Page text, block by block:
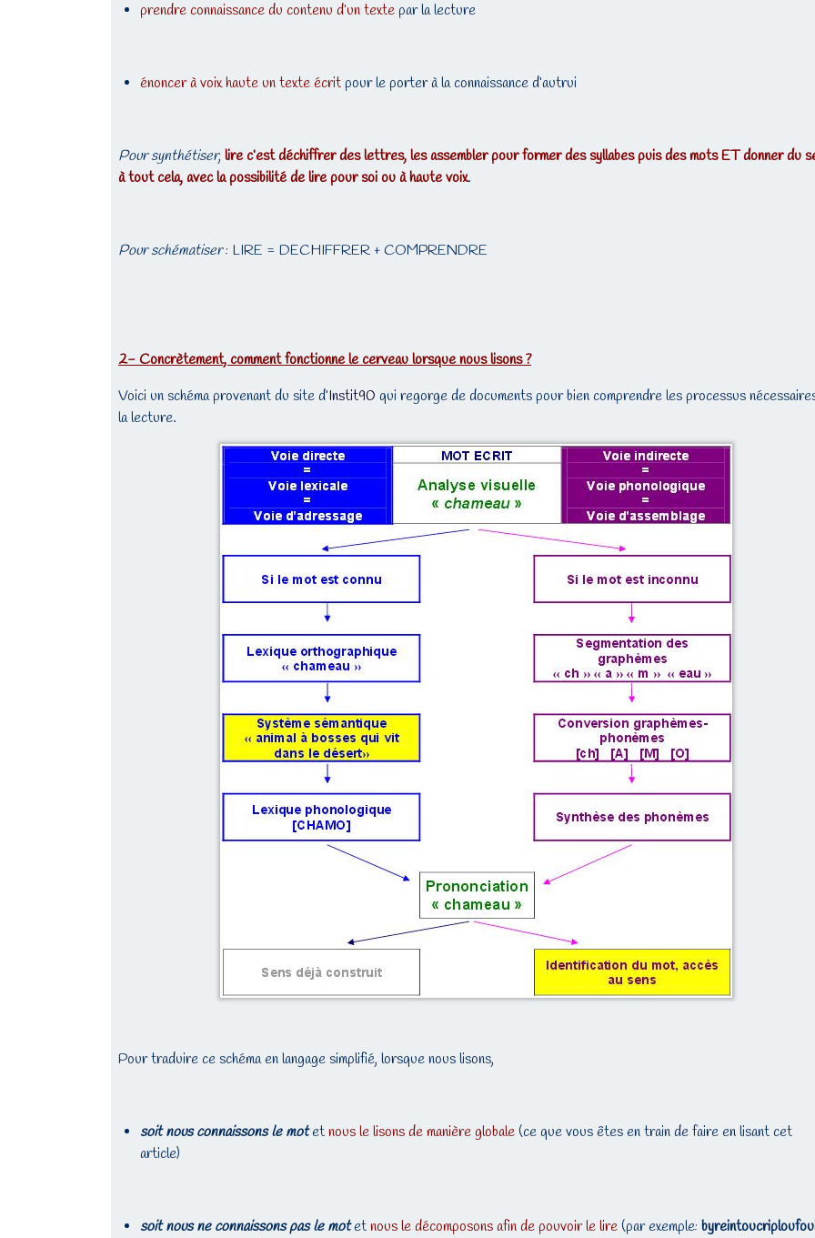
prendre connaissance du contenu d’un textepar la lecture
énoncer à voix haute un texte écritpour le porter à la connaissance d’autrui
Pour synthétiser,lire c’est déchiffrer des lettres, les assembler pour former des syllabes puis des mots ET donner du
à tout cela, avec la possibilité de lire pour soi ou à haute voix.
Pour schématiser: LIRE = DECHIFFRER + COMPRENDRE
2- Concrètement, comment fonctionne le cerveau lorsque nous lisons ?
Voici un schéma provenant du site d’Instit90 qui regorge de documents pour bien comprendre les processus
la lecture.
Pour traduire ce schéma en langage simplifié, lorsque nous lisons,
soit nous connaissons le motetnous le lisons de manière globale(ce que vous êtes en train de faire en lisant cet
article)
soit nous ne connaissons pas le motetnous le décomposons afin de pouvoir le lire(par exemple: